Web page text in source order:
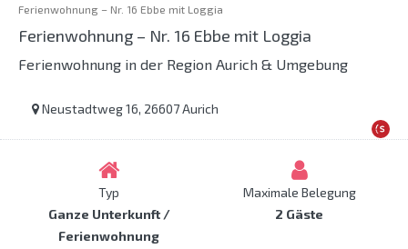
Ferienwohnung – Nr. 16 Ebbe mit Loggia
Ferienwohnung – Nr. 16 Ebbe mit Loggia
Ferienwohnung in der Region Aurich & Umgebung
Neustadtweg 16, 26607 Aurich
Typ
Ganze Unterkunft /
Ferienwohnung
Maximale Belegung
2 Gäste